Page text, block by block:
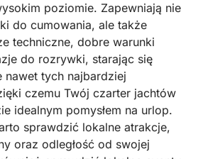
poziomie. Zapewniają nie
do cumowania, ale także
techniczne, dobre warunki
do rozrywki, starając się
nawet tych najbardziej
czemu Twój czarter jachtów
idealnym pomysłem na urlop.
sprawdzić lokalne atrakcje,
oraz odległość od swojej